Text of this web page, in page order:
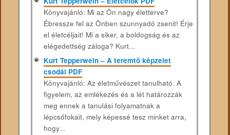
Könyvajánló: Mi az Ön nagy életterve?
Ébressze fel az Önben szunnyadó zsenit! Érje
el életcéljait! Mi a siker, a boldogság és az
elégedettség záloga? Kurt...
Kurt Tepperwein – A teremtő képzelet
csodái PDF
Könyvajánló: Az életművészet tanulható. A
figyelem, az emlékezés és a lét határozzák
meg ennek a tanulási folyamatnak a
lépcsőfokait, mely képessé tesz minket arra,
hogy...